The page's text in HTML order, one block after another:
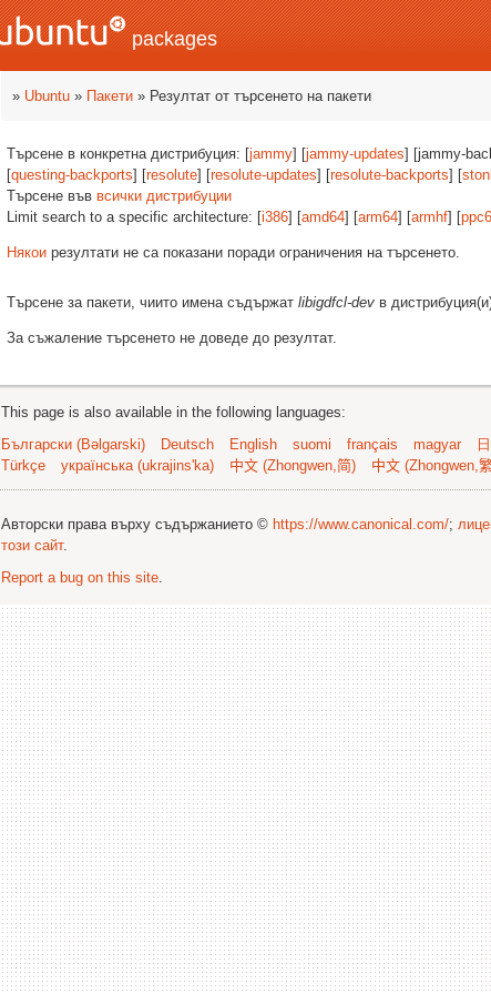
packages
» Ubuntu » Пакети » Резултат от търсенето на пакети
Търсене в конкретна дистрибуция: [jammy] [jammy-updates] [jammy-
[questing-backports] [resolute] [resolute-updates] [resolute-backports] [
Търсене във всички дистрибуции
Limit search to a specific architecture: [i386] [amd64] [arm64] [armhf] [
Някои резултати не са показани поради ограничения на търсенето.
Търсене за пакети, чиито имена съдържат libigdfcl-dev в
За съжаление търсенето не доведе до резултат.
This page is also available in the following languages:
Български (Bəlgarski)
Deutsch English suomi français magyar
Türkçe
українська (ukrajins'ka) 中文 (Zhongwen,简) 中文 (Zhongwen,
Авторски права върху съдържанието © https://www.canonical.com/;
този сайт.
Report a bug on this site.